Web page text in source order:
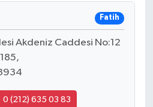
Fatih
Akdeniz Caddesi No:12
0 (212) 635 03 83